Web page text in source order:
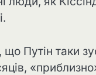
Путін таки